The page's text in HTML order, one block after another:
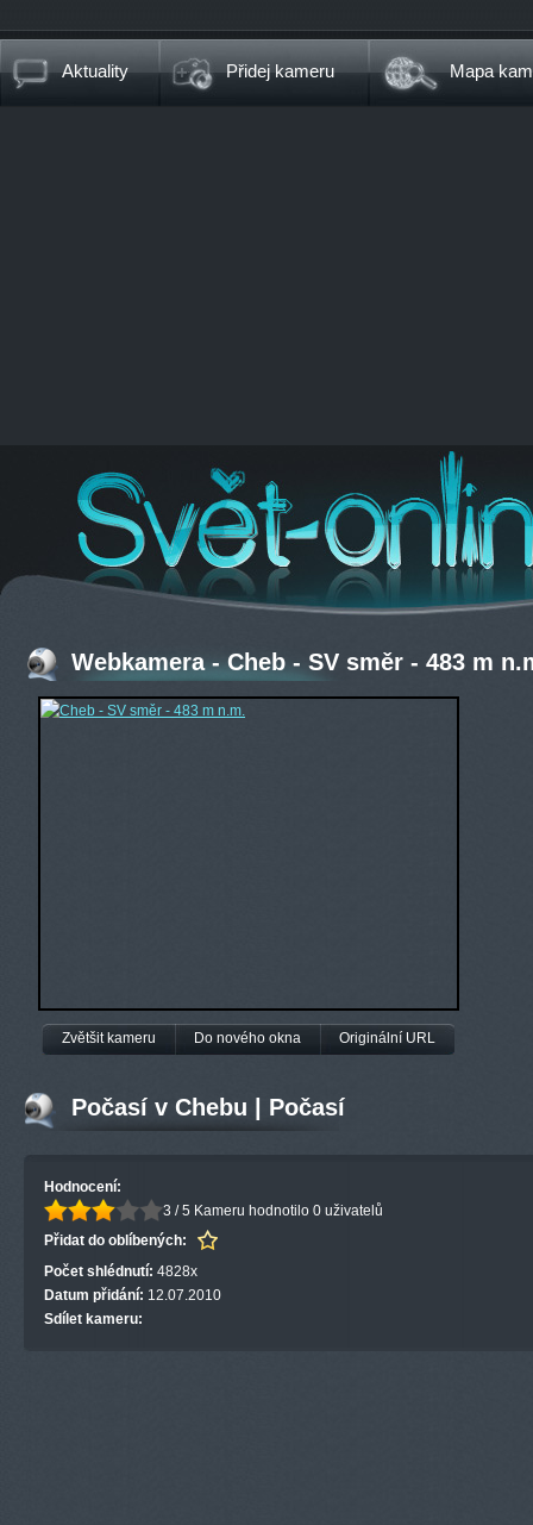
Aktuality Přidej kameru Mapa
Webkamera - Cheb - SV směr - 483 m
Zvětšit kameru Do nového okna Originální URL
Počasí v Chebu | Počasí
Hodnocení:
3 / 5 Kameru hodnotilo 0 uživatelů
Přidat do oblíbených:
Počet shlédnutí: 4828x
Datum přidání: 12.07.2010
Sdílet kameru: